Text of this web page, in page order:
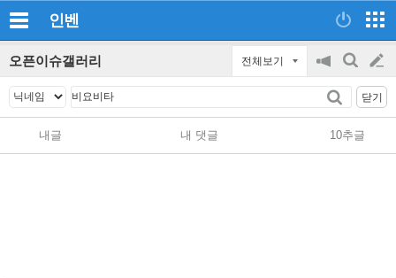
인벤
오픈이슈갤러리 전체보기
공
지
on/off
검
글
쓰
닫기
내글 내 댓글 10추글